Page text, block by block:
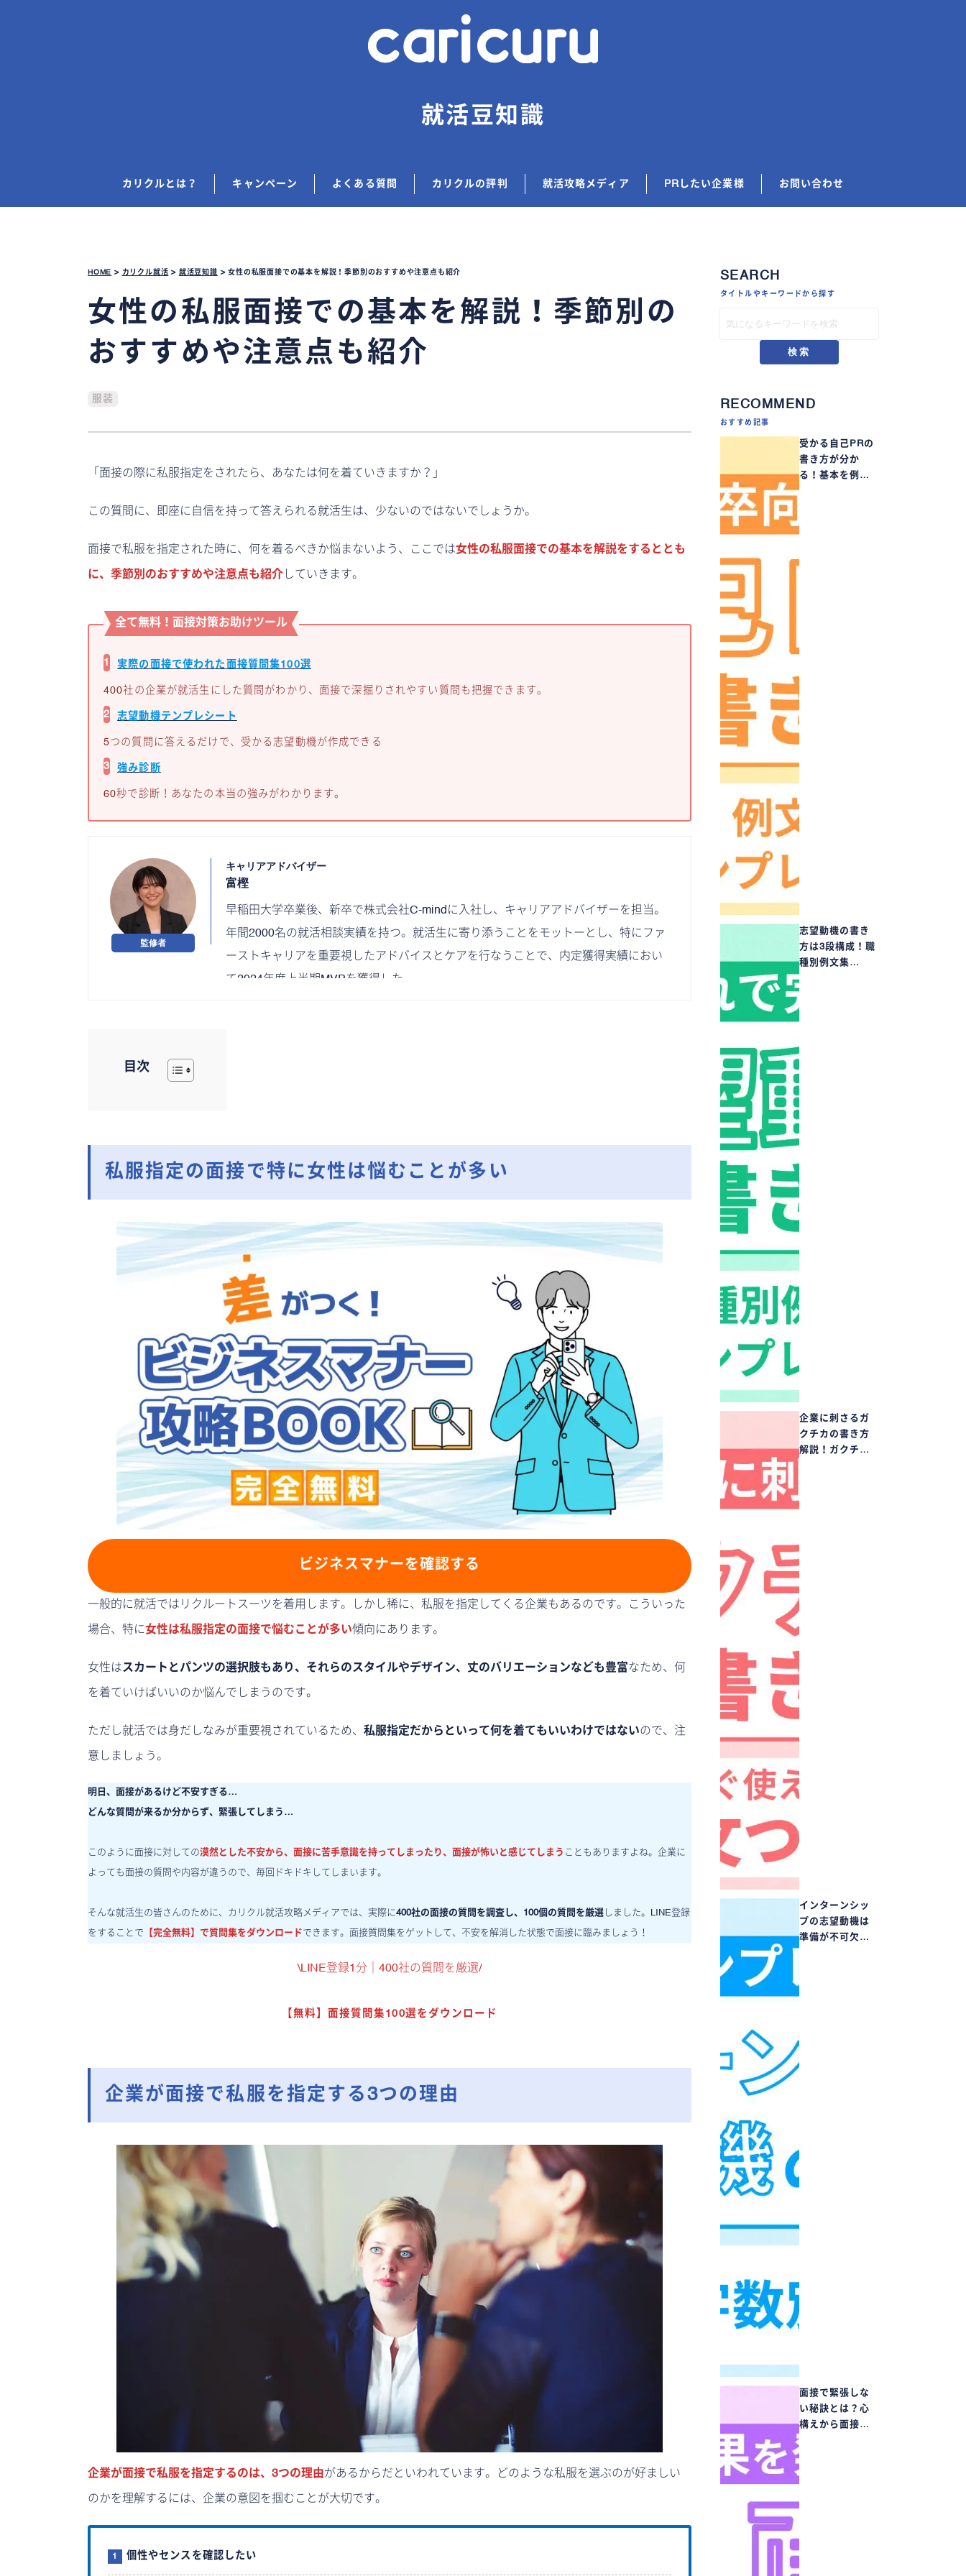
就活豆知識
カリクルとは？ キャンペーン よくある質問 カリクルの評判 就活攻略メディア PRしたい企業様 お問い合わせ
HOME > カリクル就活 > 就活豆知識 >女性の私服面接での基本を解説！季節別のおすすめや注意点も紹介
女性の私服面接での基本を解説！季節別の
おすすめや注意点も紹介
服装
「面接の際に私服指定をされたら、あなたは何を着ていきますか？」
この質問に、即座に自信を持って答えられる就活生は、少ないのではないでしょうか。
面接で私服を指定された時に、何を着るべきか悩まないよう、ここでは女性の私服面接での基本を解説をするととも
に、季節別のおすすめや注意点も紹介 していきます。
全て無料！面接対策お助けツール
1 実際の面接で使われた 面接質問集100選
400社の企業が就活生にした質問がわかり、面接で深掘りされやすい質問も把握できます。
2 志望動機テンプレシート
5つの質問に答えるだけで、受かる志望動機が作成できる
3 強み診断
60秒で診断！あなたの本当の強みがわかります。
キャリアアドバイザー
富樫
早稲田大学卒業後、新卒で株式会社C-mindに入社し、キャリアアドバイザーを担当。
年間2000名の就活相談実績を持つ。就活生に寄り添うことをモットーとし、特にファ
ーストキャリアを重要視したアドバイスとケアを行なうことで、内定獲得実績におい
て2024年度上半期MVPを獲得した。
目次
私服指定の面接で特に女性は悩むことが多い
ビジネスマナーを確認する
一般的に就活ではリクルートスーツを着用します。しかし稀に、私服を指定してくる企業もあるのです。こういった
場合、特に女性は私服指定の面接で悩むことが多い傾向にあります。
女性はスカートとパンツの選択肢もあり、それらのスタイルやデザイン、丈のバリエーションなども豊富なため、何
を着ていけばいいのか悩んでしまうのです。
ただし就活では身だしなみが重要視されているため、 私服指定だからといって何を着てもいいわけではないので、注
意しましょう。
明日、面接があるけど不安すぎる…
どんな質問が来るか分からず、緊張してしまう…
このように面接に対しての漠然とした不安から、面接に苦手意識を持ってしまったり、面接が怖いと感じてしまう こともありますよね。企業に
よっても面接の質問や内容が違うので、毎回ドキドキしてしまいます。
そんな就活生の皆さんのために、カリクル就活攻略メディアでは、実際に400社の面接の質問を調査し、100個の質問を厳選 しました。LINE登録
をすることで 【完全無料】で質問集をダウンロードできます。面接質問集をゲットして、不安を解消した状態で面接に臨みましょう！
\LINE登録1分｜400社の質問を厳選/
【無料】面接質問集100選をダウンロード
企業が面接で私服を指定する3つの理由
企業が面接で私服を指定するのは、3つの理由 があるからだといわれています。どのような私服を選ぶのが好ましい
のかを理解するには、企業の意図を掴むことが大切です。
個性やセンスを確認したい
SEARCH
タイトルやキーワードから探す
検索
RECOMMEND
おすすめ記事
受かる自己PRの
書き方が分か
る！基本を例…
志望動機の書き
方は3段構成！職
種別例文集…
企業に刺さるガ
クチカの書き方
解説！ガクチ…
インターンシッ
プの志望動機は
準備が不可欠…
面接で緊張しな
い秘訣とは？心
構えから面接…